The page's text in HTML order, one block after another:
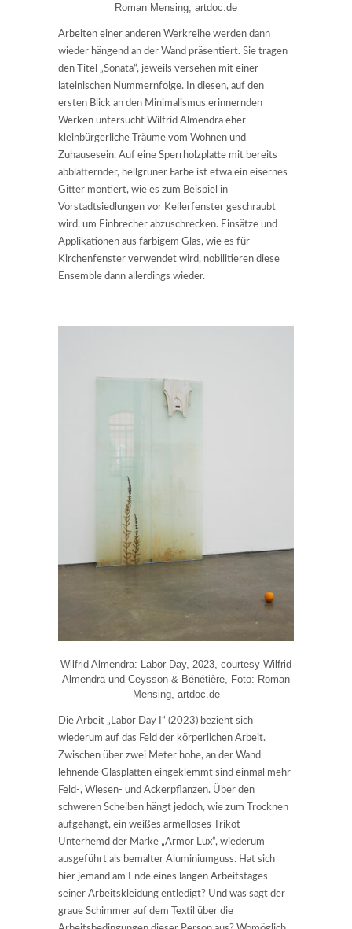
Roman Mensing, artdoc.de
Arbeiten einer anderen Werkreihe werden dann
wieder hängend an der Wand präsentiert. Sie tragen
den Titel „Sonata“, jeweils versehen mit einer
lateinischen Nummernfolge. In diesen, auf den
ersten Blick an den Minimalismus erinnernden
Werken untersucht Wilfrid Almendra eher
kleinbürgerliche Träume vom Wohnen und
Zuhausesein. Auf eine Sperrholzplatte mit bereits
abblätternder, hellgrüner Farbe ist etwa ein eisernes
Gitter montiert, wie es zum Beispiel in
Vorstadtsiedlungen vor Kellerfenster geschraubt
wird, um Einbrecher abzuschrecken. Einsätze und
Applikationen aus farbigem Glas, wie es für
Kirchenfenster verwendet wird, nobilitieren diese
Ensemble dann allerdings wieder.
Wilfrid Almendra: Labor Day, 2023, courtesy Wilfrid
Almendra und Ceysson & Bénétière, Foto: Roman
Mensing, artdoc.de
Die Arbeit „Labor Day I“ (2023) bezieht sich
wiederum auf das Feld der körperlichen Arbeit.
Zwischen über zwei Meter hohe, an der Wand
lehnende Glasplatten eingeklemmt sind einmal mehr
Feld-, Wiesen- und Ackerpflanzen. Über den
schweren Scheiben hängt jedoch, wie zum Trocknen
aufgehängt, ein weißes ärmelloses Trikot-
Unterhemd der Marke „Armor Lux“, wiederum
ausgeführt als bemalter Aluminiumguss. Hat sich
hier jemand am Ende eines langen Arbeitstages
seiner Arbeitskleidung entledigt? Und was sagt der
graue Schimmer auf dem Textil über die